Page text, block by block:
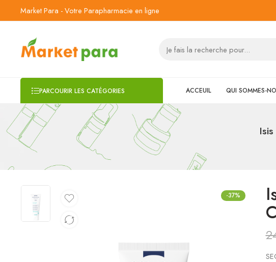
Market Para - Votre Parapharmacie en ligne
PARCOURIR LES CATÉGORIES ACCEUIL QUI SOMMES-
-37%